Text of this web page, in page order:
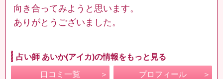
向き合ってみようと思います。
ありがとうございました。
占い師 あいか(アイカ)の情報をもっと見る
口コミ一覧 プロフィール